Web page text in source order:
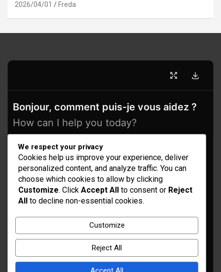
2026/04/01 Freda
Bonjour, comment puis-je vous aidez ?
How can I help you today?
Idées d’aménagement et déco
Choix d'outillage et de matériaux
We respect your privacy
Cookies help us improve your experience, deliver
personalized content, and analyze traffic. You can
choose which cookies to allow by clicking
Customize. Click Accept All to consent or Reject
All to decline non-essential cookies.
Customize
Reject All